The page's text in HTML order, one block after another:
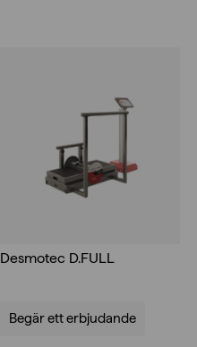
Desmotec D.FULL
Begär ett erbjudande